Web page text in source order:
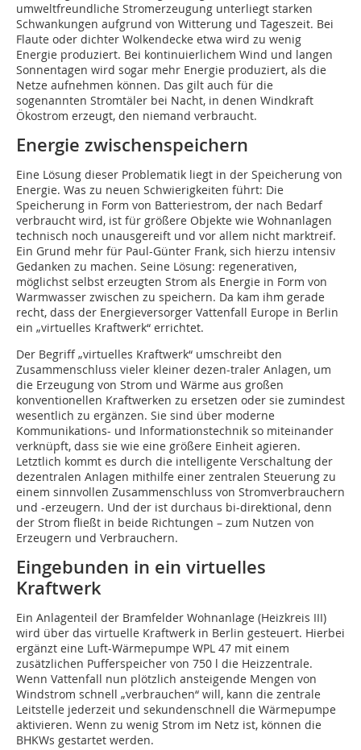
umweltfreundliche Stromerzeugung unterliegt starken
Schwankungen aufgrund von Witterung und Tageszeit. Bei
Flaute oder dichter Wolkendecke etwa wird zu wenig
Energie produziert. Bei kontinuierlichem Wind und langen
Sonnentagen wird sogar mehr Energie produziert, als die
Netze aufnehmen können. Das gilt auch für die
sogenannten Stromtäler bei Nacht, in denen Windkraft
Ökostrom erzeugt, den niemand verbraucht.
Energie zwischenspeichern
Eine Lösung dieser Problematik liegt in der Speicherung von
Energie. Was zu neuen Schwierigkeiten führt: Die
Speicherung in Form von Batteriestrom, der nach Bedarf
verbraucht wird, ist für größere Objekte wie Wohnanlagen
technisch noch unausgereift und vor allem nicht marktreif.
Ein Grund mehr für Paul-Günter Frank, sich hierzu intensiv
Gedanken zu machen. Seine Lösung: regenerativen,
möglichst selbst erzeugten Strom als Energie in Form von
Warmwasser zwischen zu speichern. Da kam ihm gerade
recht, dass der Energieversorger Vattenfall Europe in Berlin
ein „virtuelles Kraftwerk“ errichtet.
Der Begriff „virtuelles Kraftwerk“ umschreibt den
Zusammenschluss vieler kleiner dezen-traler Anlagen, um
die Erzeugung von Strom und Wärme aus großen
konventionellen Kraftwerken zu ersetzen oder sie zumindest
wesentlich zu ergänzen. Sie sind über moderne
Kommunikations- und Informationstechnik so miteinander
verknüpft, dass sie wie eine größere Einheit agieren.
Letztlich kommt es durch die intelligente Verschaltung der
dezentralen Anlagen mithilfe einer zentralen Steuerung zu
einem sinnvollen Zusammenschluss von Stromverbrauchern
und -erzeugern. Und der ist durchaus bi-direktional, denn
der Strom fließt in beide Richtungen – zum Nutzen von
Erzeugern und Verbrauchern.
Eingebunden in ein virtuelles
Kraftwerk
Ein Anlagenteil der Bramfelder Wohnanlage (Heizkreis III)
wird über das virtuelle Kraftwerk in Berlin gesteuert. Hierbei
ergänzt eine Luft-Wärmepumpe WPL 47 mit einem
zusätzlichen Pufferspeicher von 750 l die Heizzentrale.
Wenn Vattenfall nun plötzlich ansteigende Mengen von
Windstrom schnell „verbrauchen“ will, kann die zentrale
Leitstelle jederzeit und sekundenschnell die Wärmepumpe
aktivieren. Wenn zu wenig Strom im Netz ist, können die
BHKWs gestartet werden.